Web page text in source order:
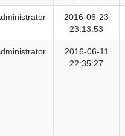
2016-06-23
23:13:53
2016-06-11
22:35:27